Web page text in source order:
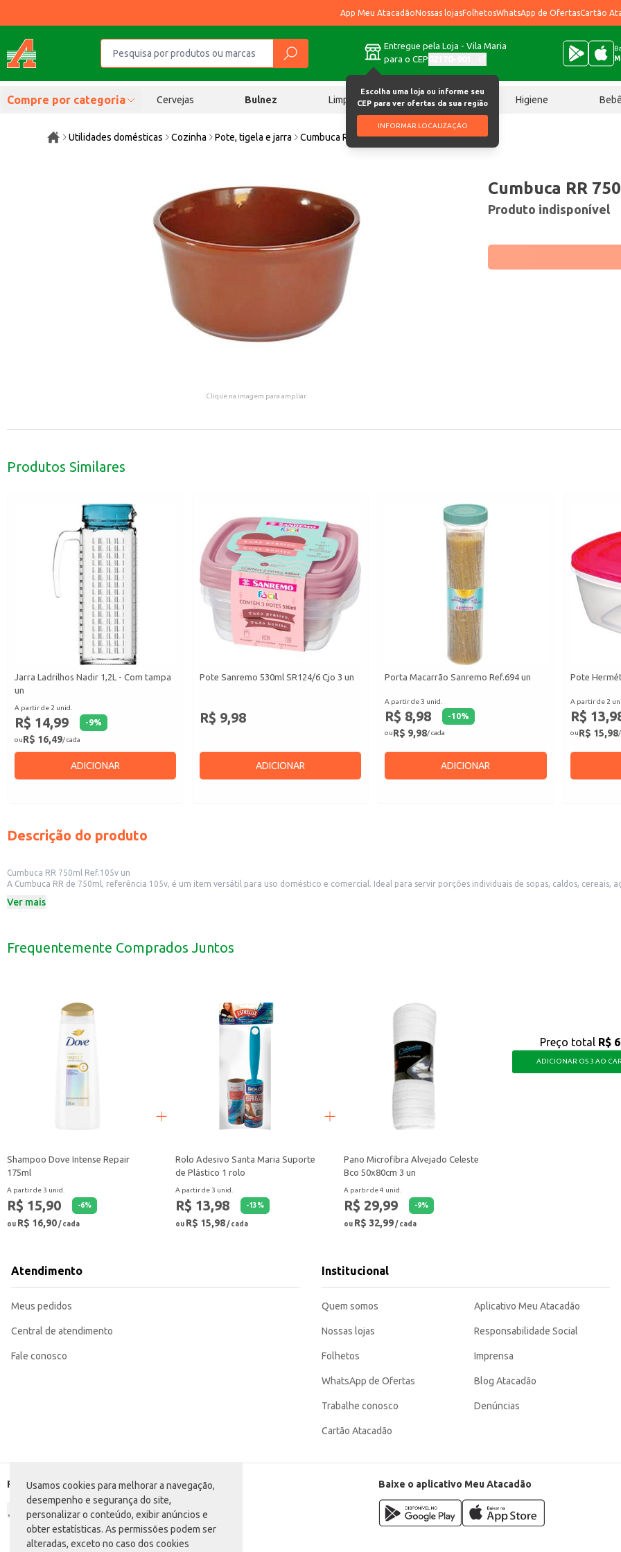
Usamos cookies para melhorar a navegação,
desempenho e segurança do site,
personalizar o conteúdo, exibir anúncios e
obter estatísticas. As permissões podem ser
alteradas, exceto no caso dos cookies
App Meu AtacadãoNossas lojasFolhetosWhatsApp de OfertasCartão
Entregue pela Loja - Vila Maria
para o CEP
Escolha uma loja ou informe seu
CEP para ver ofertas da sua região
INFORMAR LOCALIZAÇÃO
Compre por categoria Cervejas Bulnez Limpeza Chocolates Higiene
Utilidades domésticas Cozinha Pote, tigela e jarra Cumbuca RR 750ml Ref.105v un
Clique na imagem para ampliar.
Cumbuca RR
Produto indisponível
Produtos Similares
Jarra Ladrilhos Nadir 1,2L - Com tampa
un
A partir de 2 unid.
R$ 14,99 -9%
ouR$ 16,49/ cada
ADICIONAR
Pote Sanremo 530ml SR124/6 Cjo 3 un
R$ 9,98
ADICIONAR
Porta Macarrão Sanremo Ref.694 un
A partir de 3 unid.
R$ 8,98 -10%
ouR$ 9,98/ cada
ADICIONAR
Pote
A partir de 2
R$
ouR$ 15,98/
Descrição do produto
Cumbuca RR 750ml Ref.105v un
A Cumbuca RR de 750ml, referência 105v, é um item versátil para uso doméstico e comercial. Ideal para servir porções individuais de sopas, caldos, cereais,
Dicas de Uso:
Perfeita para uso em restaurantes, lanchonetes e buffets.
Ver mais
Frequentemente Comprados Juntos
Shampoo Dove Intense Repair
175ml
A partir de 3 unid.
R$ 15,90 -6%
ou R$ 16,90/ cada
Rolo Adesivo Santa Maria Suporte
de Plástico 1 rolo
A partir de 3 unid.
R$ 13,98 -13%
ou R$ 15,98/ cada
Pano Microfibra Alvejado Celeste
Bco 50x80cm 3 un
A partir de 4 unid.
R$ 29,99 -9%
ou R$ 32,99/ cada
Preço total R$
ADICIONAR OS 3 AO
Atendimento
Meus pedidos
Central de atendimento
Fale conosco
Institucional
Quem somos
Nossas lojas
Folhetos
WhatsApp de Ofertas
Trabalhe conosco
Cartão Atacadão
Aplicativo Meu Atacadão
Responsabilidade Social
Imprensa
Blog Atacadão
Denúncias
Formas de pagamento Baixe o aplicativo Meu Atacadão